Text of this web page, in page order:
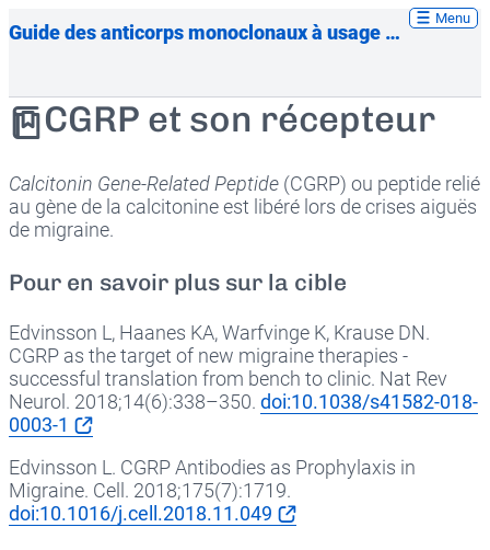
Guide des anticorps monoclonaux à usage thérapeutique
Menu
CGRP et son récepteur
Calcitonin Gene-Related Peptide (CGRP) ou peptide relié
au gène de la calcitonine est libéré lors de crises aiguës
de migraine.
Pour en savoir plus sur la cible
Edvinsson L, Haanes KA, Warfvinge K, Krause DN.
CGRP as the target of new migraine therapies -
successful translation from bench to clinic. Nat Rev
Neurol. 2018;14(6):338–350. doi:10.1038/s41582-018-
0003-1
Edvinsson L. CGRP Antibodies as Prophylaxis in
Migraine. Cell. 2018;175(7):1719.
doi:10.1016/j.cell.2018.11.049